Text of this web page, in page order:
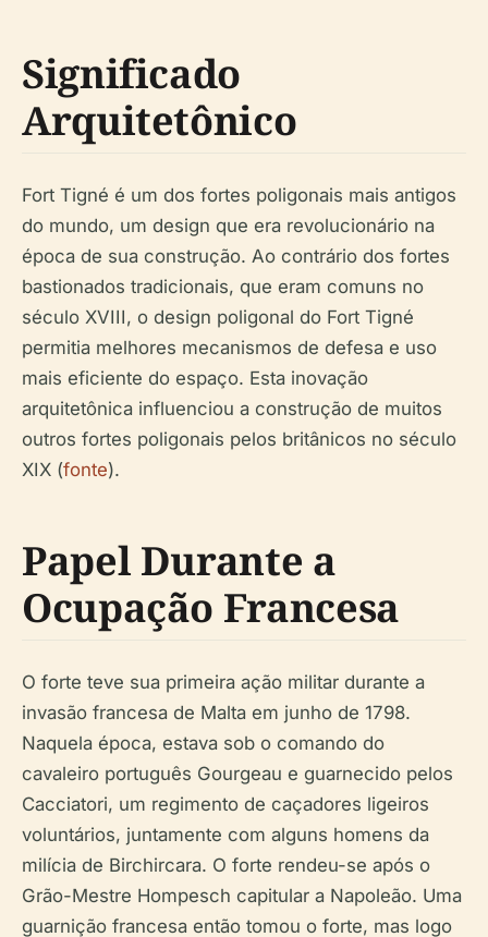
Significado
Arquitetônico
Fort Tigné é um dos fortes poligonais mais antigos
do mundo, um design que era revolucionário na
época de sua construção. Ao contrário dos fortes
bastionados tradicionais, que eram comuns no
século XVIII, o design poligonal do Fort Tigné
permitia melhores mecanismos de defesa e uso
mais eficiente do espaço. Esta inovação
arquitetônica influenciou a construção de muitos
outros fortes poligonais pelos britânicos no século
XIX (fonte).
Papel Durante a
Ocupação Francesa
O forte teve sua primeira ação militar durante a
invasão francesa de Malta em junho de 1798.
Naquela época, estava sob o comando do
cavaleiro português Gourgeau e guarnecido pelos
Cacciatori, um regimento de caçadores ligeiros
voluntários, juntamente com alguns homens da
milícia de Birchircara. O forte rendeu-se após o
Grão-Mestre Hompesch capitular a Napoleão. Uma
guarnição francesa então tomou o forte, mas logo